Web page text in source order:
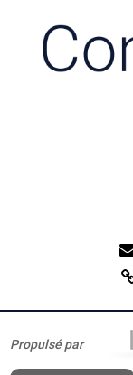
Propulsé par